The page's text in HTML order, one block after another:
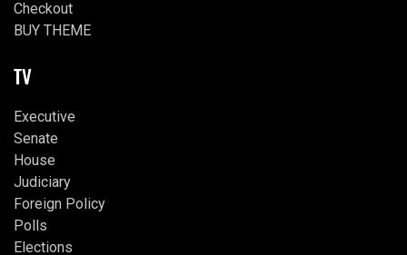
Checkout
BUY THEME
TV
Executive
Senate
House
Judiciary
Foreign Policy
Polls
Elections